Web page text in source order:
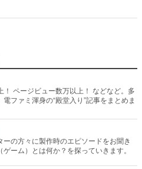
！ ページビュー数万以上！ などなど。多
ファミ渾身の“殿堂入り”記事をまとめま
の方々に製作時のエピソードをお聞き
ーム）とは何か？を探っていきます。